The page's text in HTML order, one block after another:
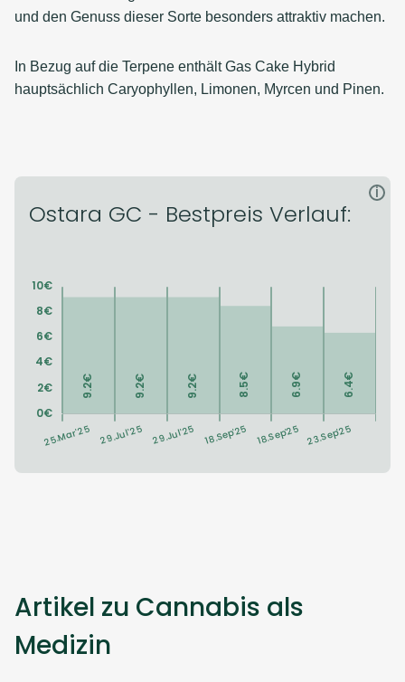
und den Genuss dieser Sorte besonders attraktiv machen.
In Bezug auf die Terpene enthält Gas Cake Hybrid
hauptsächlich Caryophyllen, Limonen, Myrcen und Pinen.
Ostara GC - Bestpreis Verlauf:
i
Artikel zu Cannabis als
Medizin